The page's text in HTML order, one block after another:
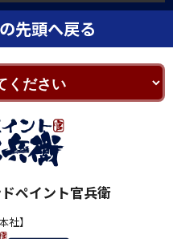
先頭へ戻る
ペイント官兵衛
社】